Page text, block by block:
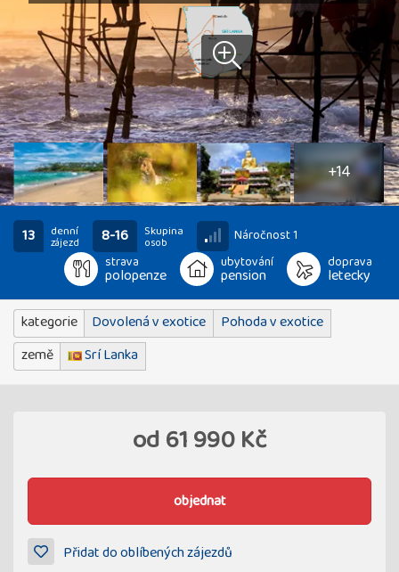
19
fotografií
+14
13 denní
zájezd 8-16 Skupina
osob
Náročnost 1
strava
polopenze
ubytování
pension
doprava
letecky
kategorie Dovolená v exotice
Pohoda v exotice
země
Srí Lanka
od61 990 Kč
objednat
Přidat do oblíbených zájezdů